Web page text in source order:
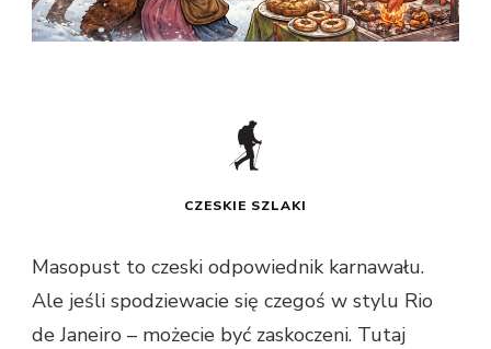
CZESKIE SZLAKI
Masopust to czeski odpowiednik karnawału.
Ale jeśli spodziewacie się czegoś w stylu Rio
de Janeiro – możecie być zaskoczeni. Tutaj